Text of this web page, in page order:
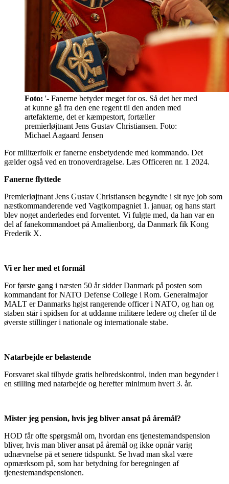
Foto: '- Fanerne betyder meget for os. Så det her med
at kunne gå fra den ene regent til den anden med
artefakterne, det er kæmpestort, fortæller
premierløjtnant Jens Gustav Christiansen. Foto:
Michael Aagaard Jensen
For militærfolk er fanerne ensbetydende med kommando. Det
gælder også ved en tronoverdragelse. Læs Officeren nr. 1 2024.
Fanerne flyttede
Premierløjtnant Jens Gustav Christiansen begyndte i sit nye job som
næstkommanderende ved Vagtkompagniet 1. januar, og hans start
blev noget anderledes end forventet. Vi fulgte med, da han var en
del af fanekommandoet på Amalienborg, da Danmark fik Kong
Frederik X.
Vi er her med et formål
For første gang i næsten 50 år sidder Danmark på posten som
kommandant for NATO Defense College i Rom. Generalmajor
MALT er Danmarks højst rangerende officer i NATO, og han og
staben står i spidsen for at uddanne militære ledere og chefer til de
øverste stillinger i nationale og internationale stabe.
Natarbejde er belastende
Forsvaret skal tilbyde gratis helbredskontrol, inden man begynder i
en stilling med natarbejde og herefter minimum hvert 3. år.
Mister jeg pension, hvis jeg bliver ansat på åremål?
HOD får ofte spørgsmål om, hvordan ens tjenestemandspension
bliver, hvis man bliver ansat på åremål og ikke opnår varig
udnævnelse på et senere tidspunkt. Se hvad man skal være
opmærksom på, som har betydning for beregningen af
tjenestemandspensionen.